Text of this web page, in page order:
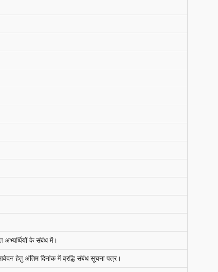
अभ्यर्थियों के संबंध में।
हेतु अंतिम दिनांक में व्रद्धि संबंध सूचना पत्र।